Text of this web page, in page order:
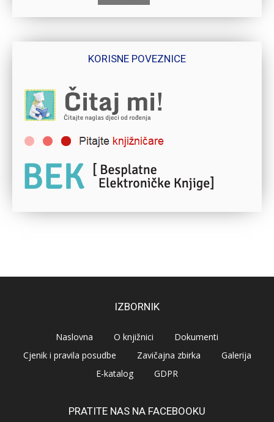
KORISNE POVEZNICE
IZBORNIK
Naslovna O knjižnici
Dokumenti
Cjenik i pravila posudbe
Zavičajna zbirka
Galerija
E-katalog
GDPR
PRATITE NAS NA FACEBOOKU